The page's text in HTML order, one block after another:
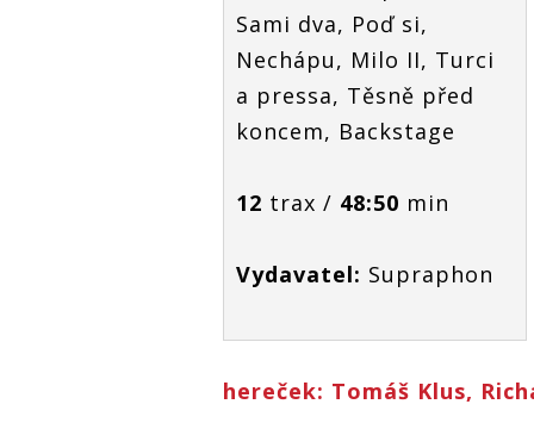
Sami dva, Poď si,
Nechápu, Milo II, Turci
a pressa, Těsně před
koncem, Backstage
12 trax / 48:50 min
Vydavatel: Supraphon
hereček: Tomáš Klus,